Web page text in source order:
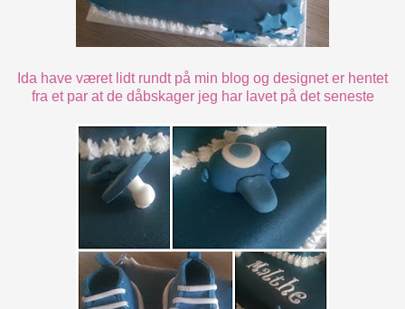
Ida have været lidt rundt på min blog og designet er hentet
fra et par at de dåbskager jeg har lavet på det seneste